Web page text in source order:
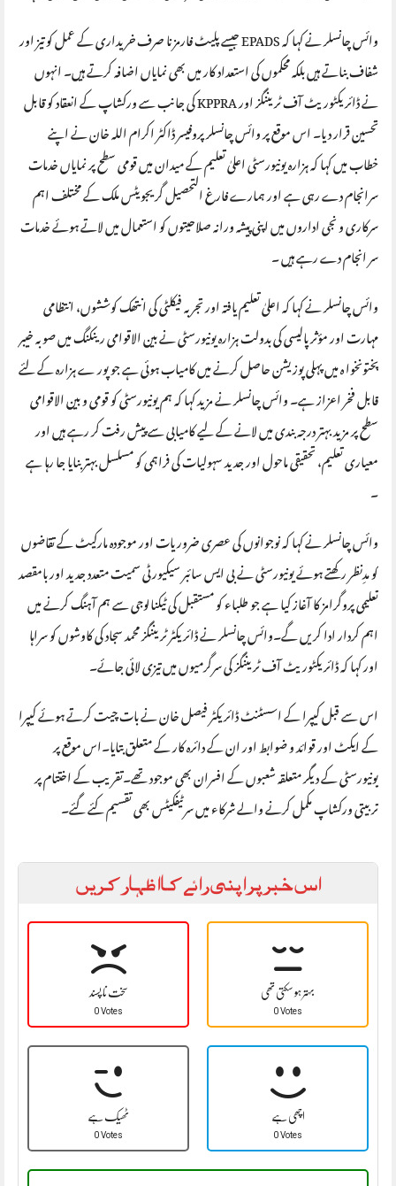
وائس چانسلر نے کہا کہ EPADS جیسے پلیٹ فارمز نا صرف خریداری کے عمل کو تیز اور
شفاف بناتے ہیں بلکہ محکموں کی استعداد کار میں بھی نمایاں اضافہ کرتے ہیں۔ انہوں
نے ڈائریکٹوریٹ آف ٹریننگز اور KPPRA کی جانب سے ورکشاپ کے انعقاد کو قابل
تحسین قرار دیا۔ اس موقع پر وائس چانسلر پروفیسر ڈاکٹر اکرام اللہ خان نے اپنے
خطاب میں کہا کہ ہزارہ یونیورسٹی اعلیٰ تعلیم کے میدان میں قومی سطح پر نمایاں خدمات
سرانجام دے رہی ہے اور ہمارے فارغ التحصیل گریجویٹس ملک کے مختلف اہم
سرکاری و نجی اداروں میں اپنی پیشہ ورانہ صلاحیتوں کو استعمال میں لاتے ہوئے خدمات
سر انجام دے رہے ہیں ۔
وائس چانسلر نے کہا کہ اعلیٰ تعلیم یافتہ اور تجربہ فیکلٹی کی انتھک کوششوں، انتظامی
مہارت اور مؤثر پالیسی کی بدولت ہزارہ یونیورسٹی نے بین الاقوامی رینکنگ میں صوبہ خیبر
پختونخوا ہ میں پہلی پوزیشن حاصل کرنے میں کامیاب ہوئی ہے جو پور ے ہزارہ کے لئے
قابل فخر اعزاز ہے۔ وائس چانسلر نے مزید کہا کہ ہم یونیورسٹی کو قومی و بین الاقوامی
سطح پر مزید بہتر درجہ بندی میں لانے کے لیے کامیابی سے پیش رفت کر رہے ہیں اور
معیاری تعلیم، تحقیقی ماحول اور جدید سہولیات کی فراہمی کو مسلسل بہتر بنایا جا رہا ہے
۔
وائس چانسلر نے کہا کہ نوجوانوں کی عصری ضروریات اور موجودہ مارکیٹ کے تقاضوں
کو مدِنظر رکھتے ہوئے یونیورسٹی نے بی ایس سائبر سیکیورٹی سمیت متعدد جدید اور بامقصد
تعلیمی پروگرامز کا آغاز کیا ہے جو طلباء کو مستقبل کی ٹیکنالوجی سے ہم آہنگ کرنے میں
اہم کردار ادا کریں گے۔وائس چانسلر نے ڈائریکٹر ٹریننگز محمد سجاد کی کاوشوں کو سراہا
اور کہا کہ ڈائریکٹوریٹ آف ٹریننگز کی سرگرمیوں میں تیزی لائی جائے۔
اس سے قبل کیپرا کے اسسٹنٹ ڈائریکٹر فیصل خان نے بات چیت کرتے ہوئے کیپرا
کے ایکٹ اور قوائد و ضوابط اور ان کے دائرہ کار کے متعلق بتایا۔اس موقع پر
یونیورسٹی کے دیگر متعلقہ شعبوں کے افسران بھی موجود تھے۔تقریب کے اختتام پر
تربیتی ورکشاپ مکمل کرنے والے شرکاء میں سرٹیفکیٹس بھی تقسیم کئے گئے۔
اس خبر پر اپنی رائے کا اظہار کریں
سخت نا پسند
0 Votes
بہتر ہو سکتی تھی
0 Votes
ٹھیک ہے
0 Votes
اچھی ہے
0 Votes